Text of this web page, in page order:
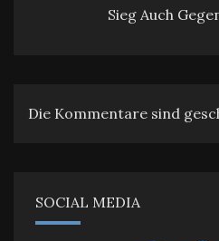
Sieg Auch
Die Kommentare sind
SOCIAL MEDIA